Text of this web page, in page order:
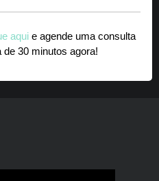
aqui e agende uma consulta
de 30 minutos agora!